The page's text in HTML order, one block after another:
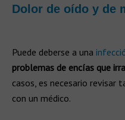
Dolor de oído y de
Puede deberse a una
problemas de encías que
casos, es necesario
con un médico.